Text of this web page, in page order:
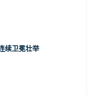
续卫冕壮举